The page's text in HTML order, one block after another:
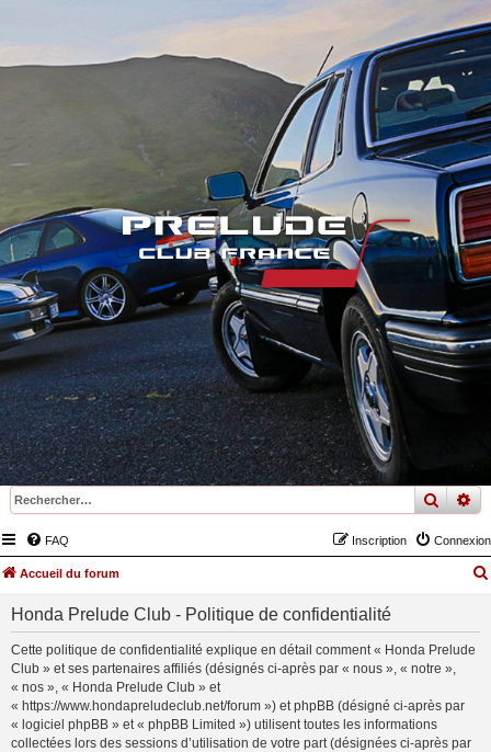
FAQ Connexion
Inscription
Accueil du forum
Honda Prelude Club - Politique de confidentialité
Cette politique de confidentialité explique en détail comment « Honda Prelude
Club » et ses partenaires affiliés (désignés ci-après par « nous », « notre »,
« nos », « Honda Prelude Club » et
« https://www.hondapreludeclub.net/forum ») et phpBB (désigné ci-après par
« logiciel phpBB » et « phpBB Limited ») utilisent toutes les informations
collectées lors des sessions d’utilisation de votre part (désignées ci-après par